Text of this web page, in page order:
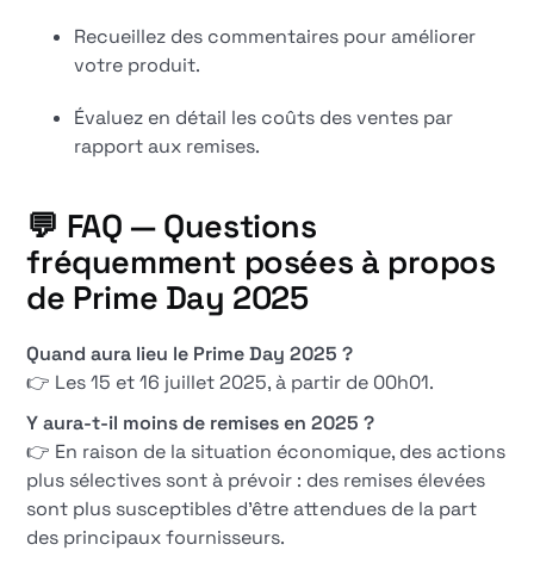
Recueillez des commentaires pour améliorer
votre produit.
Évaluez en détail les coûts des ventes par
rapport aux remises.
💬 FAQ — Questions
fréquemment posées à propos
de Prime Day 2025
Quand aura lieu le Prime Day 2025 ?
👉 Les 15 et 16 juillet 2025, à partir de 00h01.
Y aura-t-il moins de remises en 2025 ?
👉 En raison de la situation économique, des actions
plus sélectives sont à prévoir : des remises élevées
sont plus susceptibles d'être attendues de la part
des principaux fournisseurs.